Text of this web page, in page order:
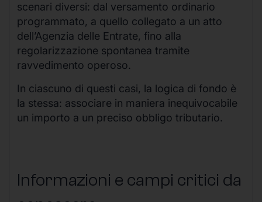
scenari diversi: dal versamento ordinario
programmato, a quello collegato a un atto
dell’Agenzia delle Entrate, fino alla
regolarizzazione spontanea tramite
ravvedimento operoso.
In ciascuno di questi casi, la logica di fondo è
la stessa: associare in maniera inequivocabile
un importo a un preciso obbligo tributario.
Informazioni e campi critici da